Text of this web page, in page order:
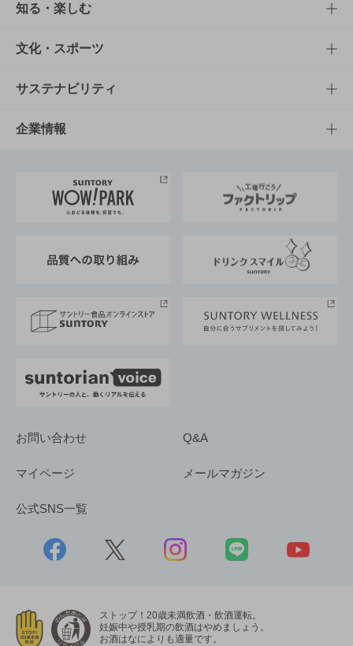
商品TOP
商品一覧
商品発売情報
栄養成分一覧
知る・楽しむ
知る・楽しむTOP
キャンペーン
工場見学
地域情報
文化・スポーツ
文化・スポーツTOP
サントリーホール
サントリーサンバーズ大阪
サステナビリティ
サステナビリティTOP
サントリーが考えるサステナビリティ経営
企業情報
企業概要
採用情報
お問い合わせ Q&A
マイページ メールマガジン
公式SNS一覧
ストップ！20歳未満飲酒・飲酒運転。
妊娠中や授乳期の飲酒はやめましょう。
お酒はなによりも適量です。